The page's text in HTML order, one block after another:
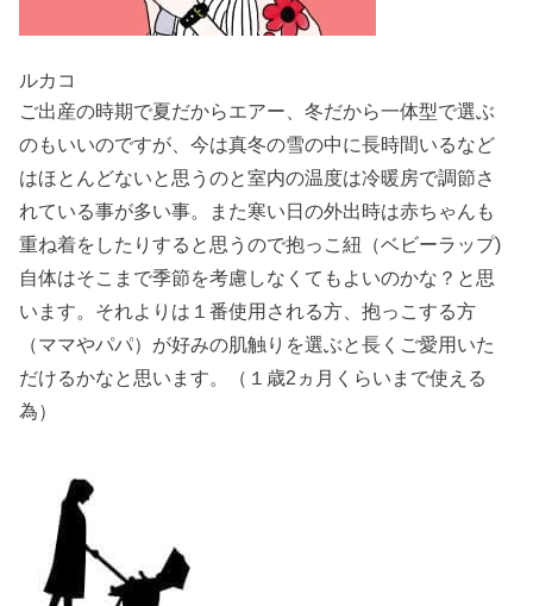
ルカコ
ご出産の時期で夏だからエアー、冬だから一体型で選ぶ
のもいいのですが、今は真冬の雪の中に長時間いるなど
はほとんどないと思うのと室内の温度は冷暖房で調節さ
れている事が多い事。また寒い日の外出時は赤ちゃんも
重ね着をしたりすると思うので抱っこ紐（ベビーラップ)
自体はそこまで季節を考慮しなくてもよいのかな？と思
います。それよりは１番使用される方、抱っこする方
（ママやパパ）が好みの肌触りを選ぶと長くご愛用いた
だけるかなと思います。（１歳2ヵ月くらいまで使える
為）